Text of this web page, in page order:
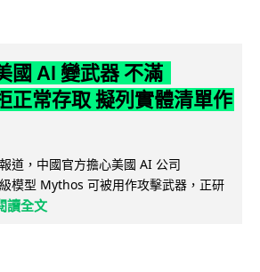
國 AI 變武器 不滿
常存取 擬列實體清單作
道，中國官方擔心美國 AI 公司
模型 Mythos 可被用作攻擊武器，正研
讀全文